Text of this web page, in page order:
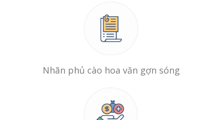
Nhãn phủ cào hoa văn gợn sóng